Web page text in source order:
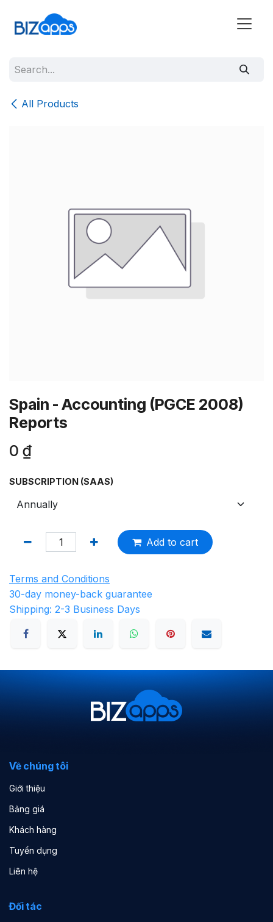
All Products
Spain - Accounting (PGCE 2008)
Reports
0 ₫
SUBSCRIPTION (SAAS)
Add to cart
Terms and Conditions
30-day money-back guarantee
Shipping: 2-3 Business Days
Về chúng tôi
Giới thiệu
Bảng giá
Khách hàng
Tuyển dụng
Liên hệ
Đối tác